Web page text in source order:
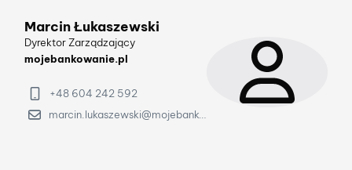
Marcin Łukaszewski
Dyrektor Zarządzający
mojebankowanie.pl
+48 604 242 592
marcin.lukaszewski@mojebankowanie.pl